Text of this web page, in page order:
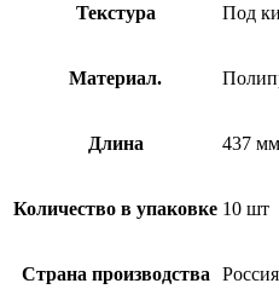
Текстура Под
Материал.
Длина 437 мм
Количество в упаковке 10 шт
Страна производства Россия